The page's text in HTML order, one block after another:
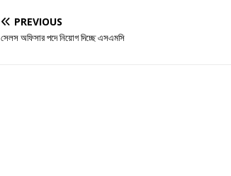
PREVIOUS
সেলস অফিসার পদে নিয়োগ দিচ্ছে এসএমসি